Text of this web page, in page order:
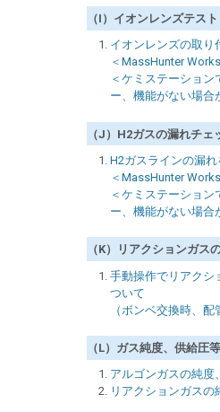
（I）イオンレンズテスト
イオンレンズの取り
＜MassHunter
＜ケミステーション
ー、機能がない場合
（J）H2ガスの漏れチェ
H2ガスラインの漏
＜MassHunter
＜ケミステーション
ー、機能がない場合
（K）リアクションガス
手動操作でリアクシ
ついて
（ボンベ交換時、配
（L）ガス純度、供給圧
アルゴンガスの純度
リアクションガスの